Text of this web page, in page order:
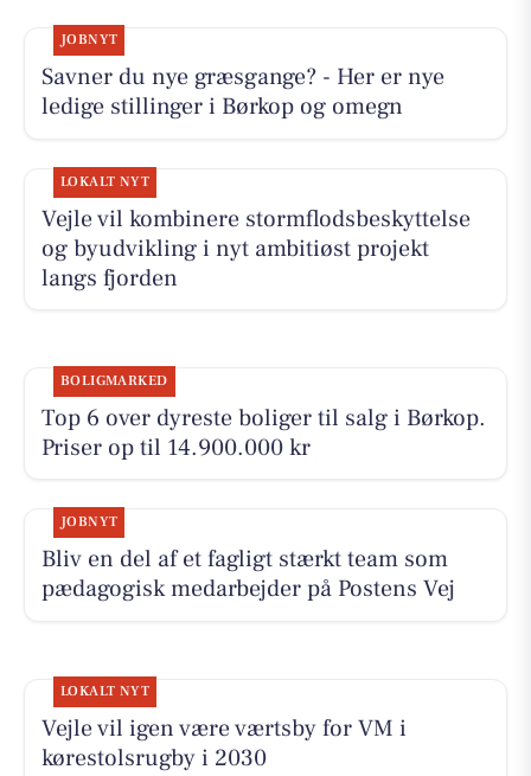
JOBNYT
Savner du nye græsgange? - Her er nye
ledige stillinger i Børkop og omegn
LOKALT NYT
Vejle vil kombinere stormflodsbeskyttelse
og byudvikling i nyt ambitiøst projekt
langs fjorden
BOLIGMARKED
Top 6 over dyreste boliger til salg i Børkop.
Priser op til 14.900.000 kr
JOBNYT
Bliv en del af et fagligt stærkt team som
pædagogisk medarbejder på Postens Vej
LOKALT NYT
Vejle vil igen være værtsby for VM i
kørestolsrugby i 2030